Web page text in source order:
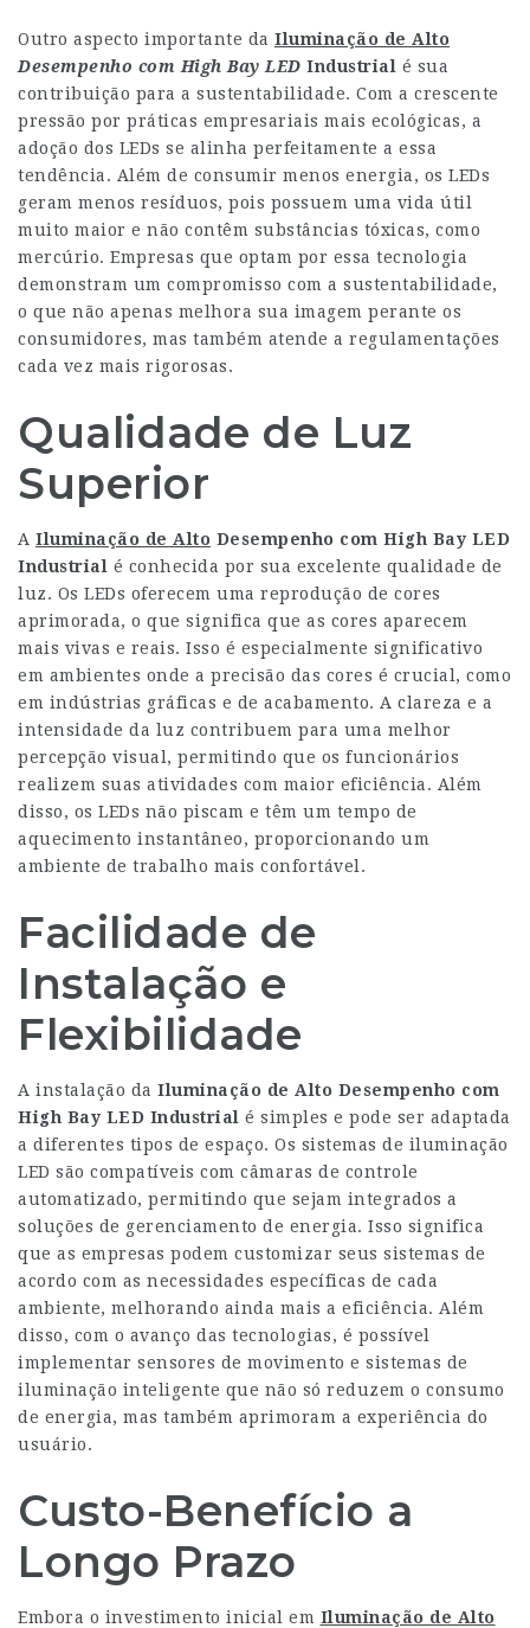
Outro aspecto importante da Iluminação de Alto
Desempenho com High Bay LED Industrial é sua
contribuição para a sustentabilidade. Com a crescente
pressão por práticas empresariais mais ecológicas, a
adoção dos LEDs se alinha perfeitamente a essa
tendência. Além de consumir menos energia, os LEDs
geram menos resíduos, pois possuem uma vida útil
muito maior e não contêm substâncias tóxicas, como
mercúrio. Empresas que optam por essa tecnologia
demonstram um compromisso com a sustentabilidade,
o que não apenas melhora sua imagem perante os
consumidores, mas também atende a regulamentações
cada vez mais rigorosas.
Qualidade de Luz
Superior
A Iluminação de Alto Desempenho com High Bay LED
Industrial é conhecida por sua excelente qualidade de
luz. Os LEDs oferecem uma reprodução de cores
aprimorada, o que significa que as cores aparecem
mais vivas e reais. Isso é especialmente significativo
em ambientes onde a precisão das cores é crucial, como
em indústrias gráficas e de acabamento. A clareza e a
intensidade da luz contribuem para uma melhor
percepção visual, permitindo que os funcionários
realizem suas atividades com maior eficiência. Além
disso, os LEDs não piscam e têm um tempo de
aquecimento instantâneo, proporcionando um
ambiente de trabalho mais confortável.
Facilidade de
Instalação e
Flexibilidade
A instalação da Iluminação de Alto Desempenho com
High Bay LED Industrial é simples e pode ser adaptada
a diferentes tipos de espaço. Os sistemas de iluminação
LED são compatíveis com câmaras de controle
automatizado, permitindo que sejam integrados a
soluções de gerenciamento de energia. Isso significa
que as empresas podem customizar seus sistemas de
acordo com as necessidades específicas de cada
ambiente, melhorando ainda mais a eficiência. Além
disso, com o avanço das tecnologias, é possível
implementar sensores de movimento e sistemas de
iluminação inteligente que não só reduzem o consumo
de energia, mas também aprimoram a experiência do
usuário.
Custo-Benefício a
Longo Prazo
Embora o investimento inicial em Iluminação de Alto